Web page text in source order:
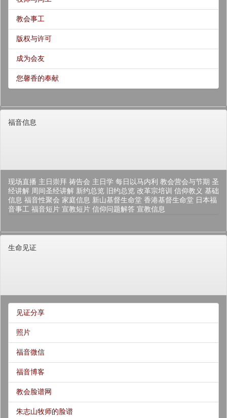
教会事工
版权与许可
成为会友
您馨香的奉献
福音信息
现场直播 主日崇拜 祷告会 主日学 每日以马内利 教会营会与节期 圣
经讲解 周间圣经讲解 新约总览 旧约总览 改革宗培训 信仰教义 基础
信息 福音性聚会 家庭信息 新山基督生命堂 香港基督生命堂 日本福
音事工 福音短片 宣教短片 信仰问题解答 宣教信息
生命见证
见证分享
照片
福音微信
福音博客
教会脸谱网
朱志山牧师的脸谱